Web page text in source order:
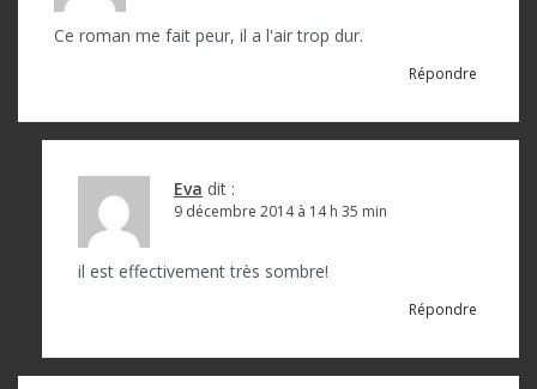
Ce roman me fait peur, il a l'air trop dur.
Répondre
Eva dit :
9 décembre 2014 à 14 h 35 min
il est effectivement très sombre!
Répondre